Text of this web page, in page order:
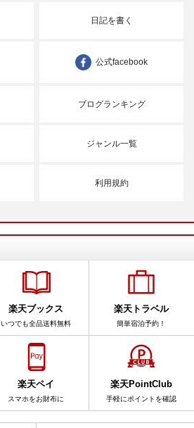
日記を書く
公式facebook
ブログランキング
ジャンル一覧
利用規約
楽天ブックス
いつでも全品送料無料
楽天トラベル
簡単宿泊予約！
楽天ペイ
スマホをお財布に
楽天PointClub
手軽にポイントを確認